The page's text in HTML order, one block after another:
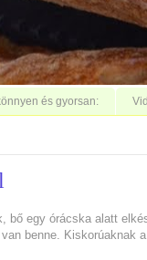
és gyorsan:
bő egy órácska alatt
benne. Kiskorúaknak